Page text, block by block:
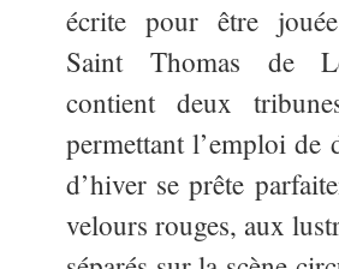
écrite pour être
Saint Thomas de
contient deux
permettant l’emploi
d’hiver se prête
velours rouges, aux